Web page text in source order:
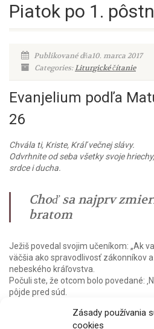
Zásady používania
cookies
Piatok po 1.
Publikované dňa10. marca 2017
Categories:Liturgické čítanie
Evanjelium podľa
26
Chvála ti, Kriste, Kráľ večnej slávy.
Odvrhnite od seba všetky svoje
srdce i ducha.
Choď sa najprv
bratom
Ježiš povedal svojim učeníkom: „Ak
väčšia ako spravodlivosť zákonníkov
nebeského kráľovstva.
Počuli ste, že otcom bolo povedané:
pôjde pred súd.
hnevá. Kto svojmu bratovi povie:
mu povie: ‚Ty bohapustý blázon,‘